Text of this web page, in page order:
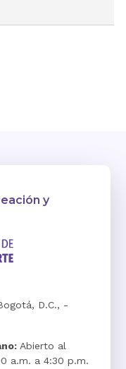
y
D.C., -
Abierto al
a.m. a 4:30 p.m.